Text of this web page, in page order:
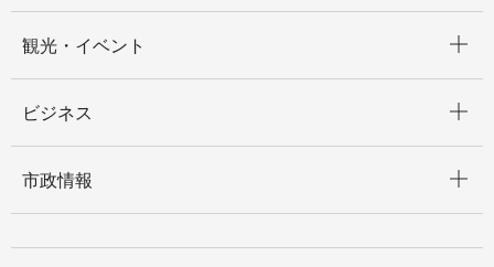
観光・イベント
ビジネス
市政情報